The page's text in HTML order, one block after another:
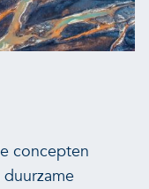
concepten